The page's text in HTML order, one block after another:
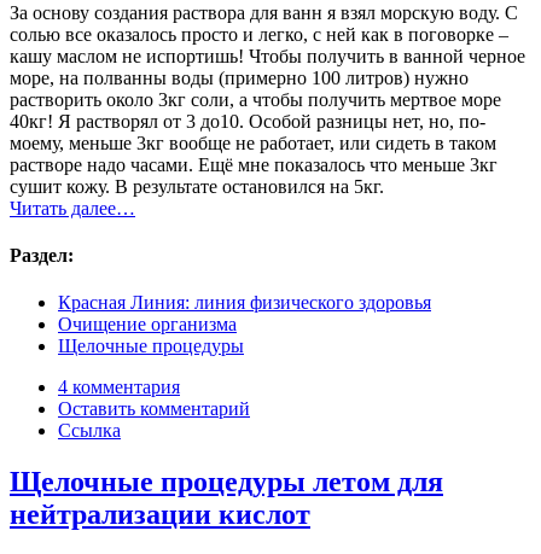
За основу создания раствора для ванн я взял морскую воду. С
солью все оказалось просто и легко, с ней как в поговорке –
кашу маслом не испортишь! Чтобы получить в ванной черное
море, на полванны воды (примерно 100 литров) нужно
растворить около 3кг соли, а чтобы получить мертвое море
40кг! Я растворял от 3 до10. Особой разницы нет, но, по-
моему, меньше 3кг вообще не работает, или сидеть в таком
растворе надо часами. Ещё мне показалось что меньше 3кг
сушит кожу. В результате остановился на 5кг.
Читать далее…
Раздел:
Красная Линия: линия физического здоровья
Очищение организма
Щелочные процедуры
4 комментария
Оставить комментарий
Ссылка
Щелочные процедуры летом для
нейтрализации кислот